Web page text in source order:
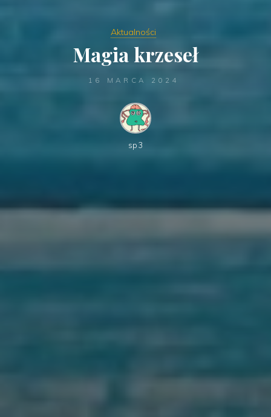
Aktualności
Magia krzeseł
16 MARCA 2024
sp3